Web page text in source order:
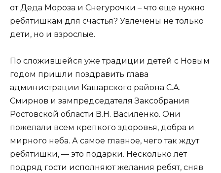
от Деда Мороза и Снегурочки – что еще нужно
ребятишкам для счастья? Увлечены не только
дети, но и взрослые.
По сложившейся уже традиции детей с Новым
годом пришли поздравить глава
администрации Кашарского района С.А.
Смирнов и зампредседателя Заксобрания
Ростовской области В.Н. Василенко. Они
пожелали всем крепкого здоровья, добра и
мирного неба. А самое главное, чего так ждут
ребятишки, — это подарки. Несколько лет
подряд гости исполняют желания ребят, сняв